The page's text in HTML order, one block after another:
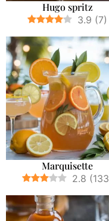
Hugo spritz
3.9 (7)
Marquisette
2.8 (133